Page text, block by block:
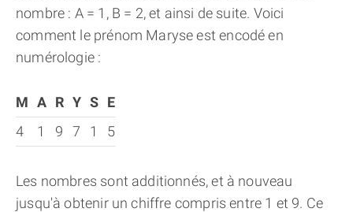
nombre : A = 1, B = 2, et ainsi de suite. Voici
comment le prénom Maryse est encodé en
numérologie :
M A R Y S E
4
1 9 7 1 5
Les nombres sont additionnés, et à nouveau
jusqu'à obtenir un chiffre compris entre 1 et 9. Ce